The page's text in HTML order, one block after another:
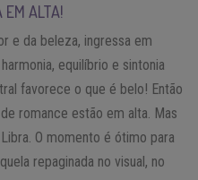
EM ALTA!
e da beleza, ingressa em
equilíbrio e sintonia
favorece o que é belo! Então
romance estão em alta. Mas
O momento é ótimo para
repaginada no visual, no